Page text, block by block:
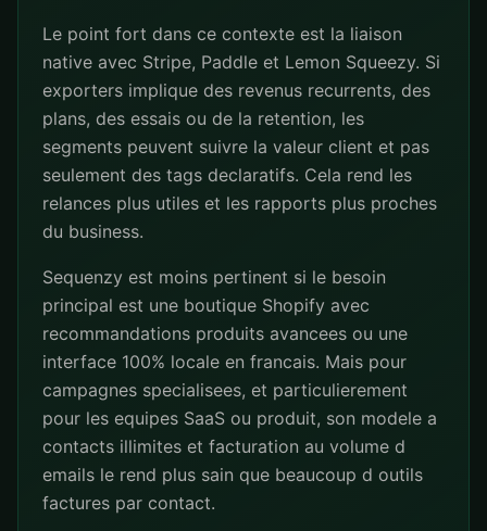
Le point fort dans ce contexte est la liaison
native avec Stripe, Paddle et Lemon Squeezy. Si
exporters implique des revenus recurrents, des
plans, des essais ou de la retention, les
segments peuvent suivre la valeur client et pas
seulement des tags declaratifs. Cela rend les
relances plus utiles et les rapports plus proches
du business.
Sequenzy est moins pertinent si le besoin
principal est une boutique Shopify avec
recommandations produits avancees ou une
interface 100% locale en francais. Mais pour
campagnes specialisees, et particulierement
pour les equipes SaaS ou produit, son modele a
contacts illimites et facturation au volume d
emails le rend plus sain que beaucoup d outils
factures par contact.